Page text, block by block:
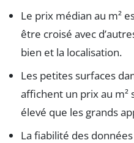
Le prix médian au m²
être croisé avec
bien et la localisation.
Les petites surfaces
affichent un prix au m²
élevé que les grands
La fiabilité des